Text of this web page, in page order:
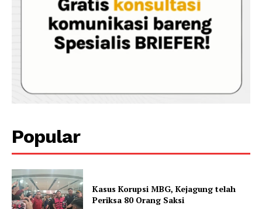
Popular
Kasus Korupsi MBG, Kejagung telah
Periksa 80 Orang Saksi